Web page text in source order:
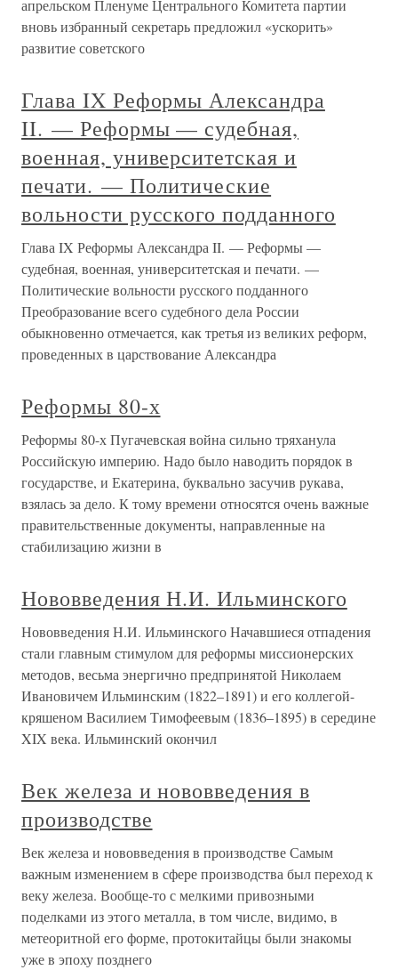
апрельском Пленуме Центрального Комитета партии
вновь избранный секретарь предложил «ускорить»
развитие советского
Глава IX Реформы Александра
II. — Реформы — судебная,
военная, университетская и
печати. — Политические
вольности русского подданного
Глава IX Реформы Александра II. — Реформы —
судебная, военная, университетская и печати. —
Политические вольности русского подданного
Преобразование всего судебного дела России
обыкновенно отмечается, как третья из великих реформ,
проведенных в царствование Александра
Реформы 80-х
Реформы 80-х Пугачевская война сильно тряханула
Российскую империю. Надо было наводить порядок в
государстве, и Екатерина, буквально засучив рукава,
взялась за дело. К тому времени относятся очень важные
правительственные документы, направленные на
стабилизацию жизни в
Нововведения Н.И. Ильминского
Нововведения Н.И. Ильминского Начавшиеся отпадения
стали главным стимулом для реформы миссионерских
методов, весьма энергично предпринятой Николаем
Ивановичем Ильминским (1822–1891) и его коллегой-
кряшеном Василием Тимофеевым (1836–1895) в середине
XIX века. Ильминский окончил
Век железа и нововведения в
производстве
Век железа и нововведения в производстве Самым
важным изменением в сфере производства был переход к
веку железа. Вообще-то с мелкими привозными
поделками из этого металла, в том числе, видимо, в
метеоритной его форме, протокитайцы были знакомы
уже в эпоху позднего